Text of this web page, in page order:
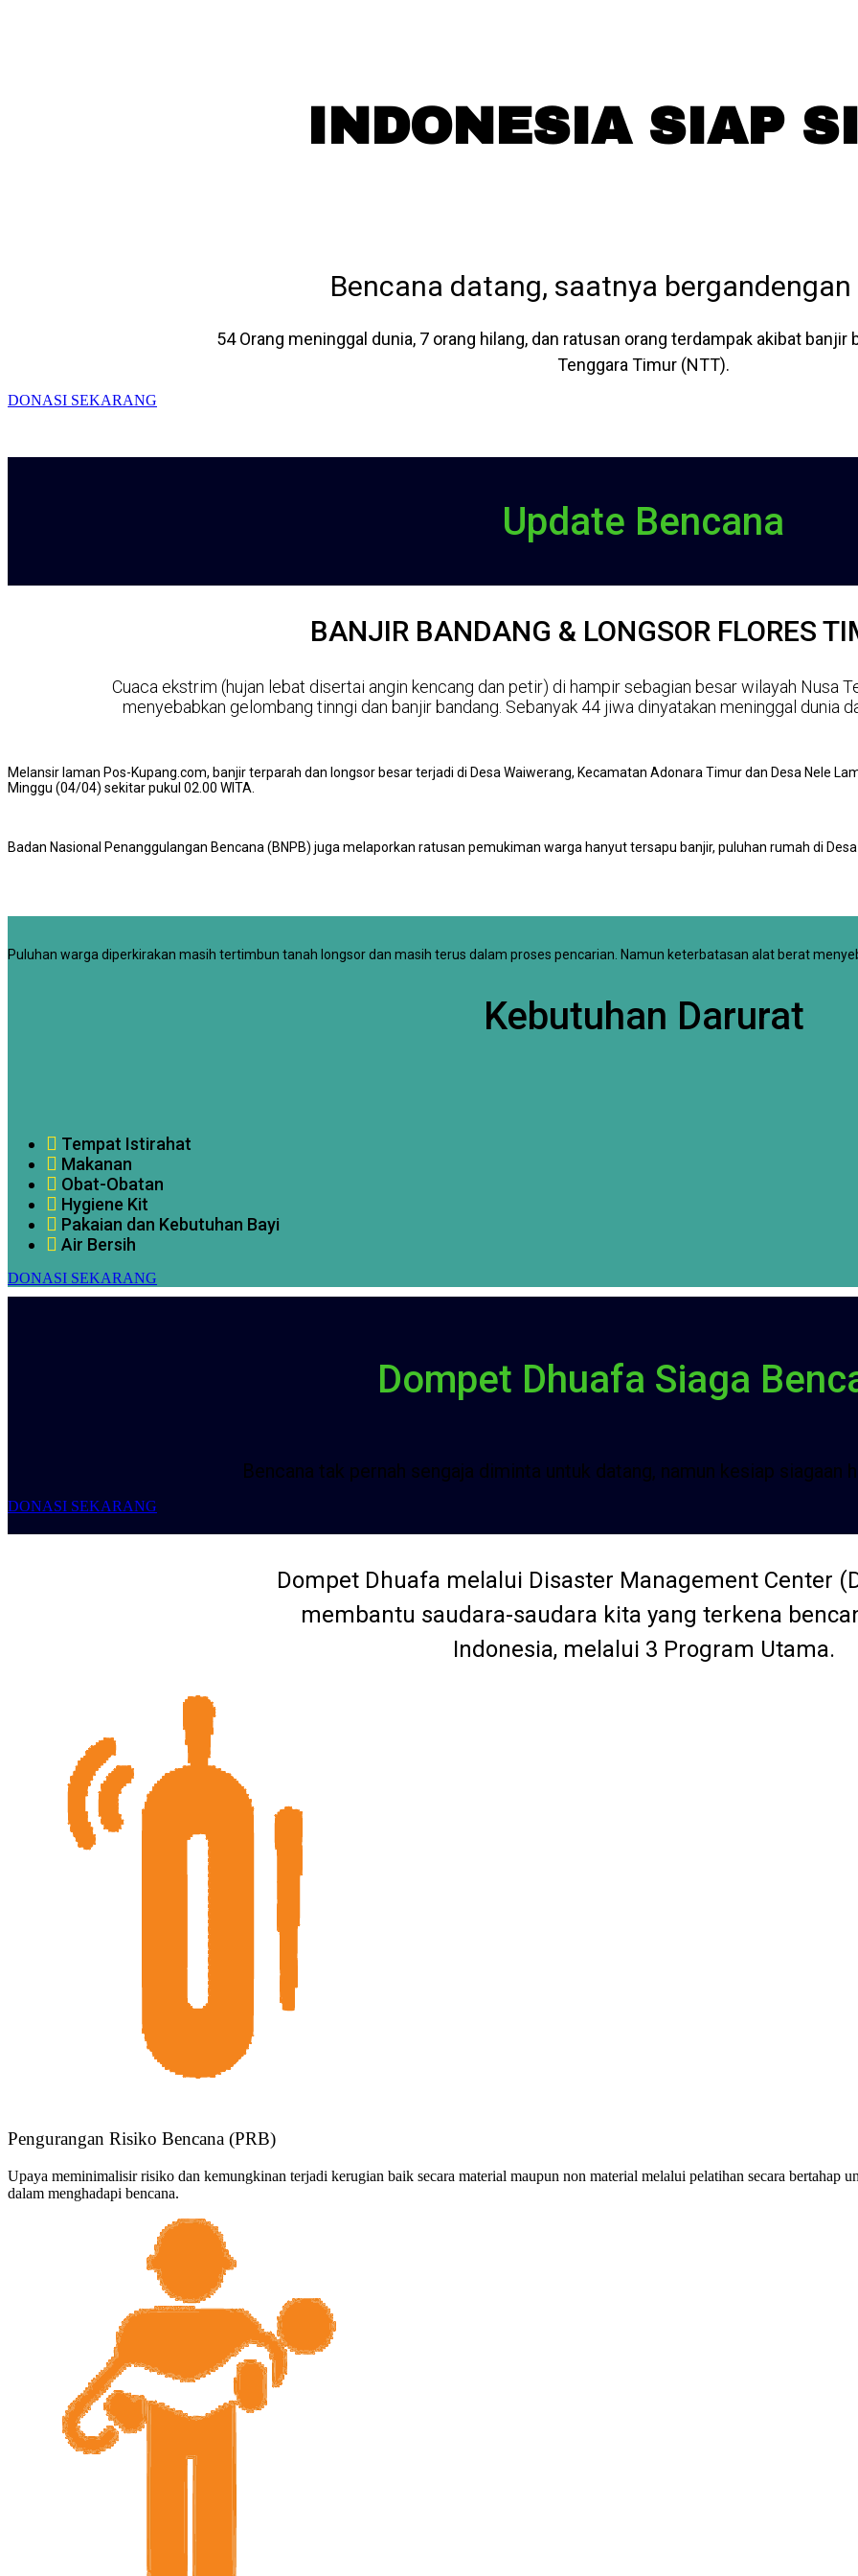
INDONESIA SIAP
Bencana datang, saatnya
54 Orang meninggal dunia, 7 orang hilang, dan ratusan orang terdampak akibat banjir
Tenggara Timur (NTT).
DONASI SEKARANG
Update Bencana
BANJIR BANDANG & LONGSOR FLORES
Cuaca ekstrim (hujan lebat disertai angin kencang dan petir) di hampir sebagian besar wilayah Nusa
menyebabkan gelombang tinngi dan banjir bandang. Sebanyak 44 jiwa dinyatakan meninggal dunia
Melansir laman Pos-Kupang.com, banjir terparah dan longsor besar terjadi di Desa Waiwerang, Kecamatan Adonara Timur dan Desa Nele
Minggu (04/04) sekitar pukul 02.00 WITA.
Badan Nasional Penanggulangan Bencana (BNPB) juga melaporkan ratusan pemukiman warga hanyut tersapu banjir, puluhan rumah di
Puluhan warga diperkirakan masih tertimbun tanah longsor dan masih terus dalam proses pencarian. Namun keterbatasan alat berat
Kebutuhan Darurat
Tempat Istirahat
Makanan
Obat-Obatan
Hygiene Kit
Pakaian dan Kebutuhan Bayi
Air Bersih
DONASI SEKARANG
Dompet Dhuafa Siaga
Bencana tak pernah sengaja diminta untuk datang, namun kesiap siagaan
DONASI SEKARANG
Dompet Dhuafa melalui Disaster Management Center
membantu saudara-saudara kita yang terkena
Indonesia, melalui 3 Program Utama.
Pengurangan Risiko Bencana (PRB)
Upaya meminimalisir risiko dan kemungkinan terjadi kerugian baik secara material maupun non material melalui pelatihan secara bertahap
dalam menghadapi bencana.